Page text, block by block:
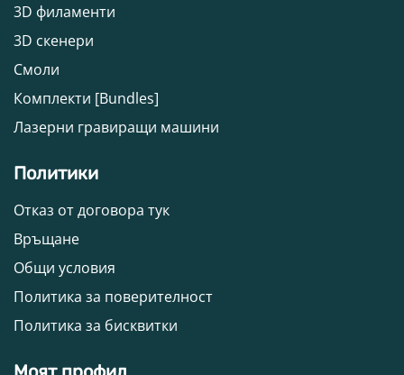
3D филаменти
3D скенери
Смоли
Комплекти [Bundles]
Лазерни гравиращи машини
Политики
Отказ от договора тук
Връщане
Общи условия
Политика за поверителност
Политика за бисквитки